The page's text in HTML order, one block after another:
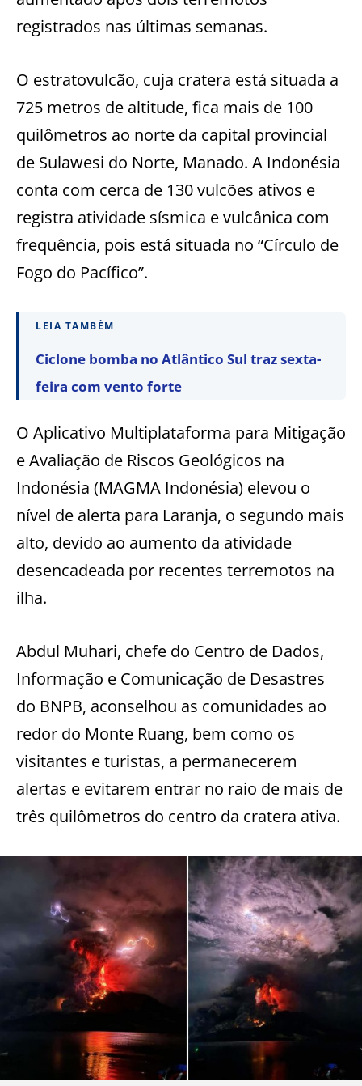
registrados nas últimas semanas.
O estratovulcão, cuja cratera está situada a
725 metros de altitude, fica mais de 100
quilômetros ao norte da capital provincial
de Sulawesi do Norte, Manado. A Indonésia
conta com cerca de 130 vulcões ativos e
registra atividade sísmica e vulcânica com
frequência, pois está situada no “Círculo de
Fogo do Pacífico”.
LEIA TAMBÉM
Ciclone bomba no Atlântico Sul traz sexta-
feira com vento forte
O Aplicativo Multiplataforma para Mitigação
e Avaliação de Riscos Geológicos na
Indonésia (MAGMA Indonésia) elevou o
nível de alerta para Laranja, o segundo mais
alto, devido ao aumento da atividade
desencadeada por recentes terremotos na
ilha.
Abdul Muhari, chefe do Centro de Dados,
Informação e Comunicação de Desastres
do BNPB, aconselhou as comunidades ao
redor do Monte Ruang, bem como os
visitantes e turistas, a permanecerem
alertas e evitarem entrar no raio de mais de
três quilômetros do centro da cratera ativa.